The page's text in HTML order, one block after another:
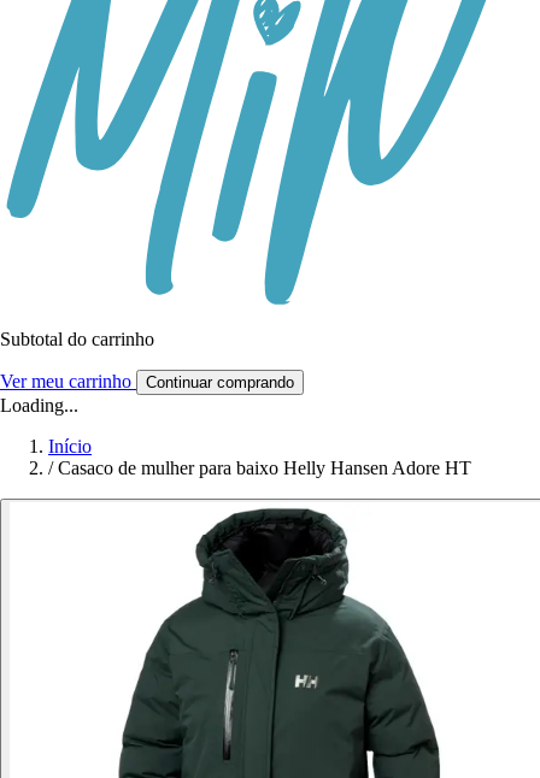
Subtotal do carrinho
Ver meu carrinho Continuar comprando
Loading...
Início
/ Casaco de mulher para baixo Helly Hansen Adore HT